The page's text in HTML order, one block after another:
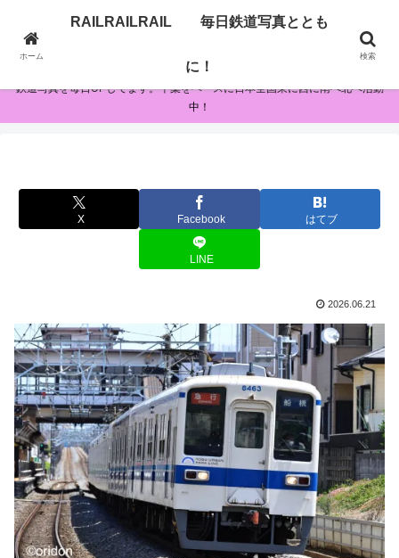
RAILRAILRAIL 毎日鉄道写真とともに！
鉄道写真を毎日UPしてます。千葉をベースに日本全国東に西に南へ北へ活動
中！
X Facebook はてブ
LINE
2026.06.21
ホーム
RAILRAILRAIL 毎日鉄道写真ととも
に！
検索